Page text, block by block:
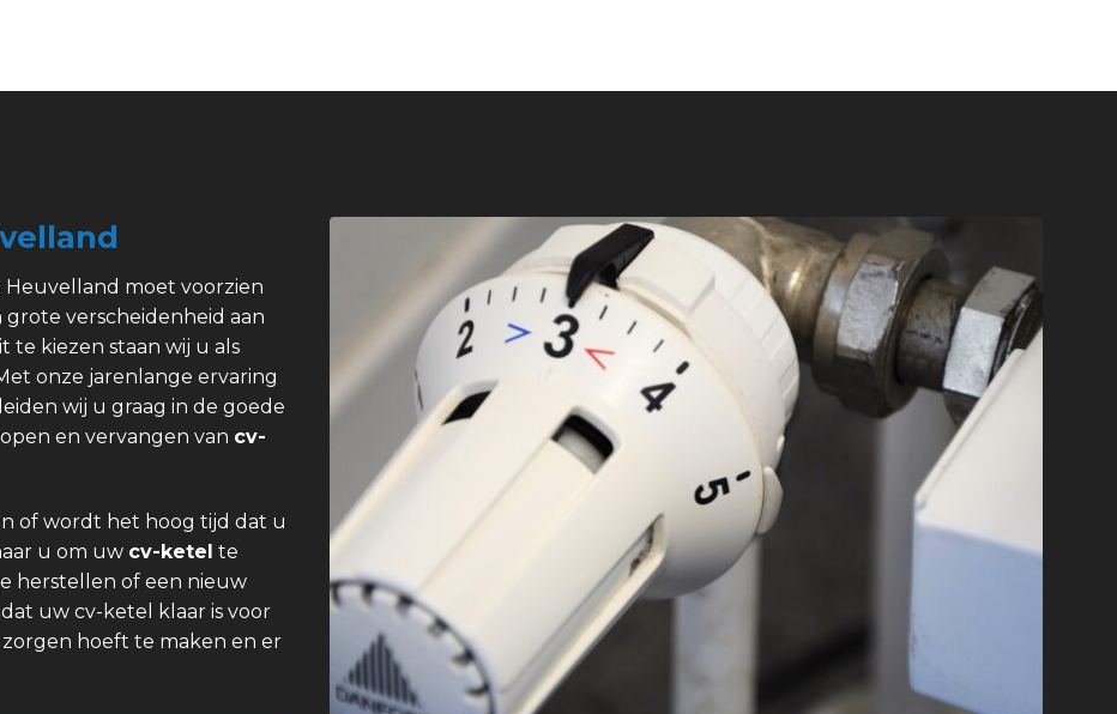
moet voorzien
verscheidenheid aan
te kiezen staan wij u als
onze jarenlange ervaring
wij u graag in de goede
en vervangen van cv-
of wordt het hoog tijd dat u
u om uw cv-ketel te
herstellen of een nieuw
uw cv-ketel klaar is voor
hoeft te maken en er